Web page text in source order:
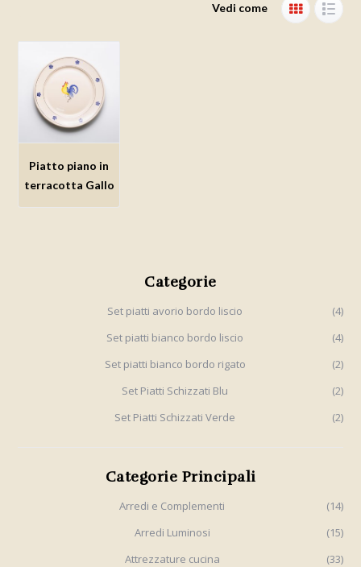
Vedi come
Aggiungi
alla lista
dei
Piatto piano in
terracotta Gallo
Categorie
Set piatti avorio bordo liscio
(4)
Set piatti bianco bordo liscio
(4)
Set piatti bianco bordo rigato
(2)
Set Piatti Schizzati Blu
(2)
Set Piatti Schizzati Verde
(2)
Categorie Principali
Arredi e Complementi
(14)
Arredi Luminosi
(15)
Attrezzature cucina
(33)